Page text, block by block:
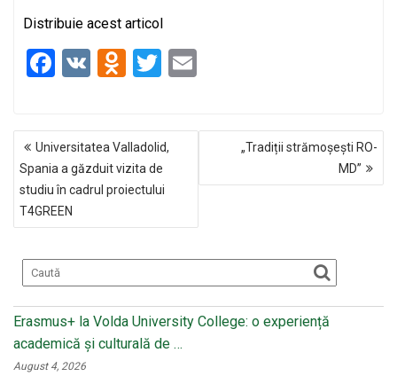
Distribuie acest articol
F
b
o
o
k
V
O
o
kl
a
ss
ni
ki
T
er
NAVIGARE
ÎN
ARTICOLE
Universitatea Valladolid,
Spania a găzduit vizita de
studiu în cadrul proiectului
T4GREEN
„Tradiții strămoșești RO-
MD”
Erasmus+ la Volda University College: o experiență
academică și culturală de …
August 4, 2026